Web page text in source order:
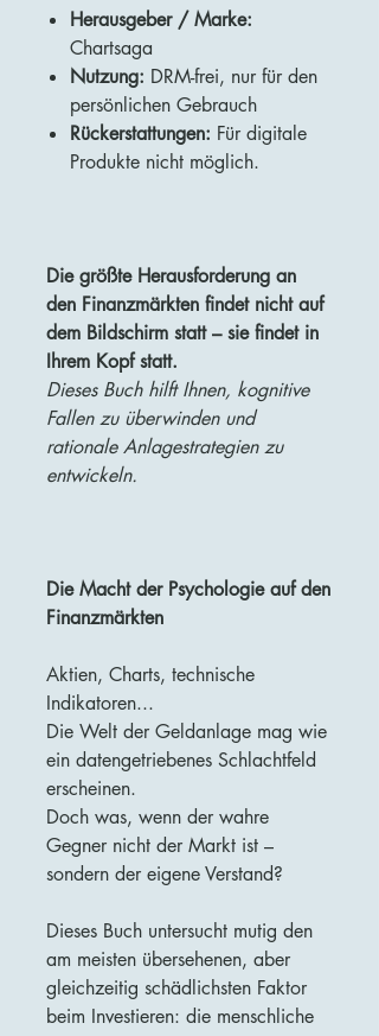
Herausgeber / Marke:
Chartsaga
Nutzung: DRM-frei, nur für den
persönlichen Gebrauch
Rückerstattungen: Für digitale
Produkte nicht möglich.
Die größte Herausforderung an
den Finanzmärkten findet nicht auf
dem Bildschirm statt – sie findet in
Ihrem Kopf statt.
Dieses Buch hilft Ihnen, kognitive
Fallen zu überwinden und
rationale Anlagestrategien zu
entwickeln.
Die Macht der Psychologie auf den
Finanzmärkten
Aktien, Charts, technische
Indikatoren...
Die Welt der Geldanlage mag wie
ein datengetriebenes Schlachtfeld
erscheinen.
Doch was, wenn der wahre
Gegner nicht der Markt ist –
sondern der eigene Verstand?
Dieses Buch untersucht mutig den
am meisten übersehenen, aber
gleichzeitig schädlichsten Faktor
beim Investieren: die menschliche